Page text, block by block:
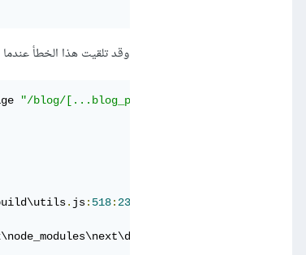
وقد تلقيت هذا الخطأ
"/blog/[...blog_post]"
. js: 518: 23